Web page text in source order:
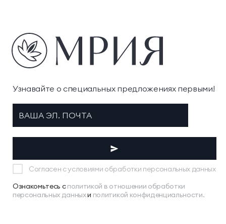
Узнавайте о специальных предложениях первыми!
Согласен с условиями обработки персональных данных
Ознакомьтесь сполитикой в отношении обработки
персональных данныхи политикой конфиденциальности.